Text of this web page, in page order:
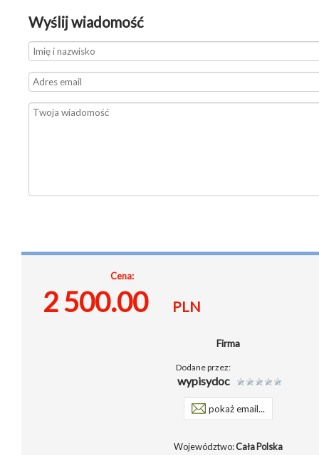
Wyślij wiadomość
Cena:
2 500.00 PLN
Firma
Dodane przez:
wypisydoc
pokaż email...
Województwo:Cała Polska